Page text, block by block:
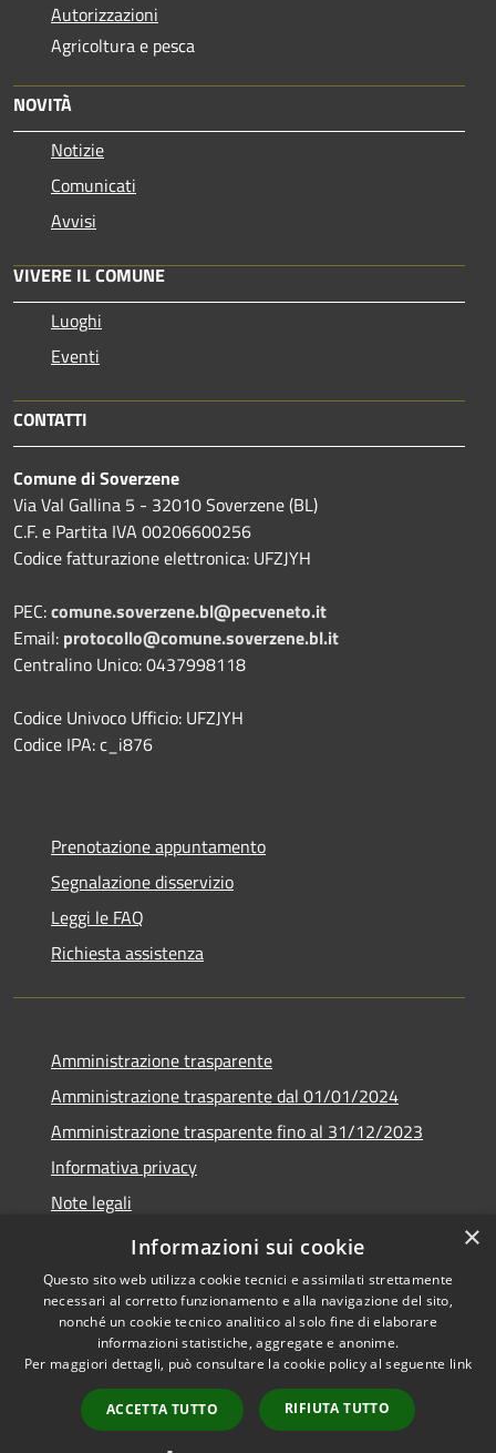
Autorizzazioni
Agricoltura e pesca
NOVITÀ
Notizie
Comunicati
Avvisi
VIVERE IL COMUNE
Luoghi
Eventi
CONTATTI
Comune di Soverzene
Via Val Gallina 5 - 32010 Soverzene (BL)
C.F. e Partita IVA 00206600256
Codice fatturazione elettronica: UFZJYH
PEC:comune.soverzene.bl@pecveneto.it
Email: protocollo@comune.soverzene.bl.it
Centralino Unico: 0437998118
Codice Univoco Ufficio: UFZJYH
Codice IPA: c_i876
Prenotazione appuntamento
Segnalazione disservizio
Leggi le FAQ
Richiesta assistenza
Amministrazione trasparente
Amministrazione trasparente dal 01/01/2024
Amministrazione trasparente fino al 31/12/2023
Informativa privacy
Note legali
Dichiarazione di accessibilità
Accessibilità
Copyright © 2026 • Comune di
Soverzene • Powered by
Municipium•
Accesso
redazione
×
Informazioni sui cookie
Questo sito web utilizza cookie tecnici e assimilati strettamente
necessari al corretto funzionamento e alla navigazione del sito,
nonché un cookie tecnico analitico al solo fine di elaborare
informazioni statistiche, aggregate e anonime.
Per maggiori dettagli, può consultare la cookie policy al seguente link
ACCETTA TUTTO RIFIUTA TUTTO